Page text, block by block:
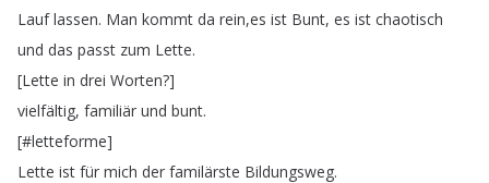
Lauf lassen. Man kommt da rein,es ist Bunt, es ist chaotisch
und das passt zum Lette.
[Lette in drei Worten?]
vielfältig, familiär und bunt.
[#letteforme]
Lette ist für mich der familärste Bildungsweg.